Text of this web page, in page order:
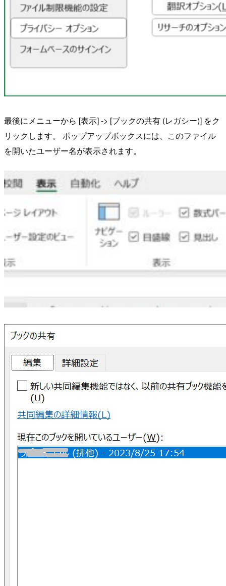
最後にメニューから [表示] -> [ブックの共有 (レガシー)] をク
リックします。 ポップアップボックスには、このファイル
を開いたユーザー名が表示されます。